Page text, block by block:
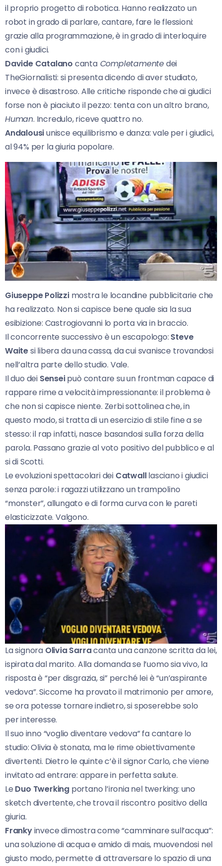
il proprio progetto di robotica. Hanno realizzato un
robot in grado di parlare, cantare, fare le flessioni:
grazie alla programmazione, è in grado di interloquire
con i giudici.
Davide Catalano cantaCompletamentedei
TheGiornalisti: si presenta dicendo di aver studiato,
invece è disastroso. Alle critiche risponde che ai giudici
forse non è piaciuto il pezzo: tenta con un altro brano,
Human. Incredulo, riceve quattro no.
Andalousiunisce equilibrismo e danza: vale per i giudici,
al 94% per la giuria popolare.
Giuseppe Polizzimostra le locandine pubblicitarie che
ha realizzato. Non si capisce bene quale sia la sua
esibizione: Castrogiovanni lo porta via in braccio.
Il concorrente successivo è un escapologo: Steve
Waitesi libera da una cassa, da cui svanisce trovandosi
nell’altra parte dello studio. Vale.
Il duo dei Senseipuò contare su un frontman capace di
rappare rime a velocità impressionante: il problema è
che non si capisce niente. Zerbi sottolinea che, in
questo modo, si tratta di un esercizio di stile fine a se
stesso: il rap infatti, nasce basandosi sulla forza della
parola. Passano grazie al voto positivo del pubblico e al
si di Scotti.
Le evoluzioni spettacolari dei Catwalllasciano i giudici
senza parole: i ragazzi utilizzano un trampolino
“monster”, allungato e di forma curva con le pareti
elasticizzate. Valgono.
La signora Olivia Sarracanta una canzone scritta da lei,
ispirata dal marito. Alla domanda se l’uomo sia vivo, la
risposta è “per disgrazia, si” perché lei è “un’aspirante
vedova”. Siccome ha provato il matrimonio per amore,
se ora potesse tornare indietro, si sposerebbe solo
per interesse.
Il suo inno “voglio diventare vedova” fa cantare lo
studio: Olivia è stonata, ma le rime obiettivamente
divertenti. Dietro le quinte c’è il signor Carlo, che viene
invitato ad entrare: appare in perfetta salute.
Le Duo Twerking portano l’ironia nel twerking: uno
sketch divertente, che trova il riscontro positivo della
giuria.
Frankyinvece dimostra come “camminare sull’acqua”:
una soluzione di acqua e amido di mais, muovendosi nel
giusto modo, permette di attraversare lo spazio di una